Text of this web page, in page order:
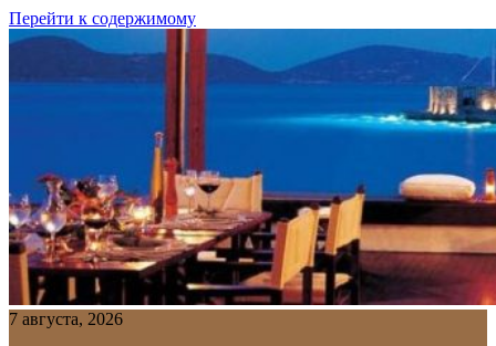
Перейти к содержимому
7 августа, 2026